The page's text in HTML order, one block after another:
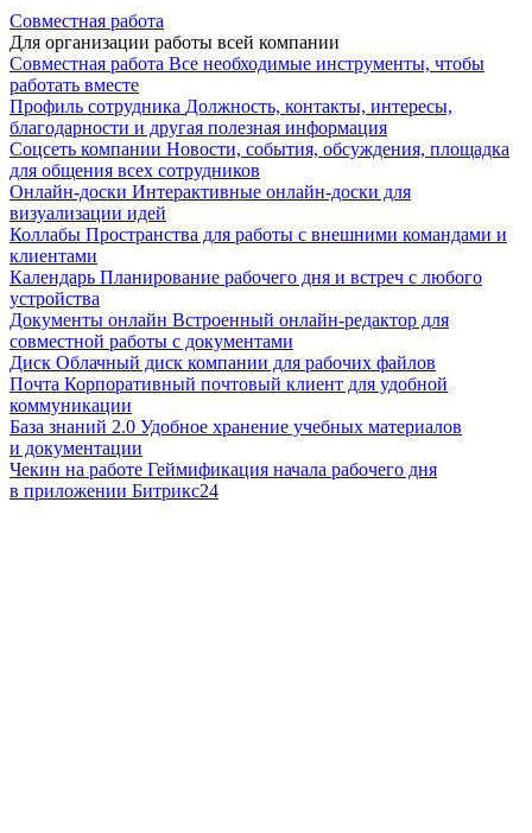
Совместная работа
Для организации работы всей компании
Совместная работа Все необходимые инструменты, чтобы
работать вместе
Профиль сотрудника Должность, контакты, интересы,
благодарности и другая полезная информация
Соцсеть компании Новости, события, обсуждения, площадка
для общения всех сотрудников
Онлайн-доски Интерактивные онлайн-доски для
визуализации идей
Коллабы Пространства для работы с внешними командами и
клиентами
Календарь Планирование рабочего дня и встреч с любого
устройства
Документы онлайн Встроенный онлайн-редактор для
совместной работы с документами
Диск Облачный диск компании для рабочих файлов
Почта Корпоративный почтовый клиент для удобной
коммуникации
База знаний 2.0 Удобное хранение учебных материалов
и документации
Чекин на работе Геймификация начала рабочего дня
в приложении Битрикс24